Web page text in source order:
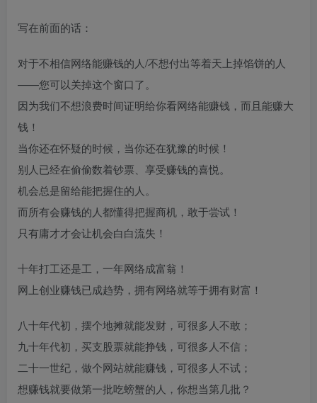
写在前面的话：
对于不相信网络能赚钱的人/不想付出等着天上掉馅饼的人
——您可以关掉这个窗口了。
因为我们不想浪费时间证明给你看网络能赚钱，而且能赚大
钱！
当你还在怀疑的时候，当你还在犹豫的时候！
别人已经在偷偷数着钞票、享受赚钱的喜悦。
机会总是留给能把握住的人。
而所有会赚钱的人都懂得把握商机，敢于尝试！
只有庸才才会让机会白白流失！
十年打工还是工，一年网络成富翁！
网上创业赚钱已成趋势，拥有网络就等于拥有财富！
八十年代初，摆个地摊就能发财，可很多人不敢；
九十年代初，买支股票就能挣钱，可很多人不信；
二十一世纪，做个网站就能赚钱，可很多人不试；
想赚钱就要做第一批吃螃蟹的人，你想当第几批？